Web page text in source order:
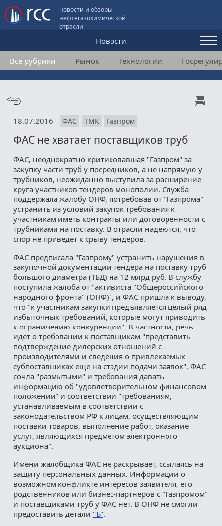
новости и обзоры
нефтегазохимической
отрасли
Новости
Аналитика и мнения
Конференции
Подписка
Пользовательское соглашение
Медиакит
Контакты
Все рубрики Рынок Технологии
18.07.2016 ФАС ТМК Газпром
ФАС не хватает поставщиков труб
ФАС, неоднократно критиковавшая "Газпром" за
закупку части труб у посредников, а не напрямую у
трубников, неожиданно выступила за расширение
круга участников тендеров монополии. Служба
поддержала жалобу ОНФ, потребовав от "Газпрома"
устранить из условий закупок требования к
участникам иметь контракты или договоренности с
трубниками на поставку. В отрасли надеются, что
спор не приведет к срыву тендеров.
ФАС предписала "Газпрому" устранить нарушения в
закупочной документации тендера на поставку труб
большого диаметра (ТБД) на 12 млрд руб. В службу
поступила жалоба от "активиста "Общероссийского
народного фронта" (ОНФ)", и ФАС пришла к выводу,
что "к участникам закупки предъявляется целый ряд
избыточных требований, которые могут приводить
к ограничению конкуренции". В частности, речь
идет о требовании к поставщикам "представить
подтверждение дилерских отношений с
производителями и сведения о привлекаемых
субпоставщиках еще на стадии подачи заявок". ФАС
сочла "размытыми" и требования давать
информацию об "удовлетворительном финансовом
положении" и соответствии "требованиям,
устанавливаемым в соответствии с
законодательством РФ к лицам, осуществляющим
поставки товаров, выполнение работ, оказание
услуг, являющихся предметом электронного
аукциона".
Имени жалобщика ФАС не раскрывает, ссылаясь на
защиту персональных данных. Информации о
возможном конфликте интересов заявителя, его
родственников или бизнес-партнеров с "Газпромом"
и поставщиками труб у ФАС нет. В ОНФ не смогли
предоставить детали "Ъ".